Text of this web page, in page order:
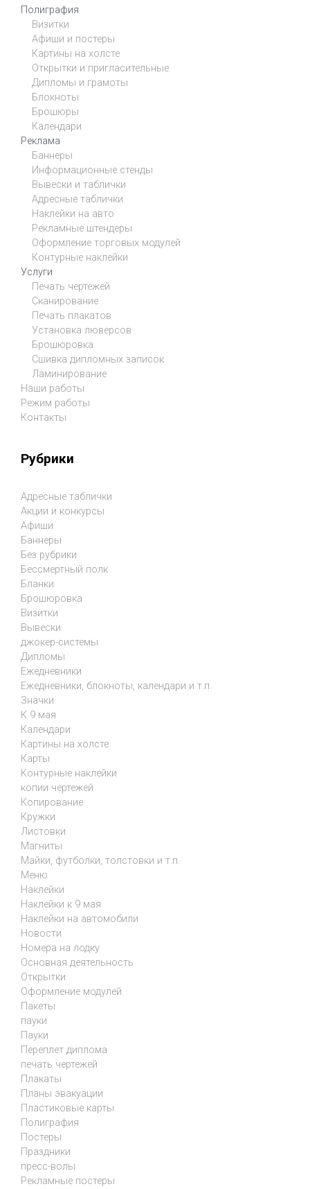
Полиграфия
Визитки
Афиши и постеры
Картины на холсте
Открытки и пригласительные
Дипломы и грамоты
Блокноты
Брошюры
Календари
Реклама
Баннеры
Информационные стенды
Вывески и таблички
Адресные таблички
Наклейки на авто
Рекламные штендеры
Оформление торговых модулей
Контурные наклейки
Услуги
Печать чертежей
Сканирование
Печать плакатов
Установка люверсов
Брошюровка
Сшивка дипломных записок
Ламинирование
Наши работы
Режим работы
Контакты
Рубрики
Адресные таблички
Акции и конкурсы
Афиши
Баннеры
Без рубрики
Бессмертный полк
Бланки
Брошюровка
Визитки
Вывески
джокер-системы
Дипломы
Ежедневники
Ежедневники, блокноты, календари и т.п.
Значки
К 9 мая
Календари
Картины на холсте
Карты
Контурные наклейки
копии чертежей
Копирование
Кружки
Листовки
Магниты
Майки, футболки, толстовки и т.п.
Меню
Наклейки
Наклейки к 9 мая
Наклейки на автомобили
Новости
Номера на лодку
Основная деятельность
Открытки
Оформление модулей
Пакеты
пауки
Пауки
Переплет диплома
печать чертежей
Плакаты
Планы эвакуации
Пластиковые карты
Полиграфия
Постеры
Праздники
пресс-волы
Рекламные постеры